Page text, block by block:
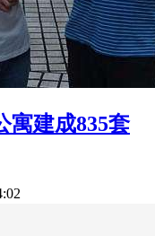
寓建成835套